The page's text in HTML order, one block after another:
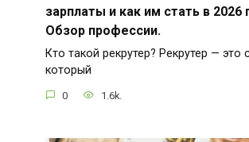
зарплаты и как им стать в 2026
Обзор профессии.
Кто такой рекрутер? Рекрутер — это
который
0 1.6k.